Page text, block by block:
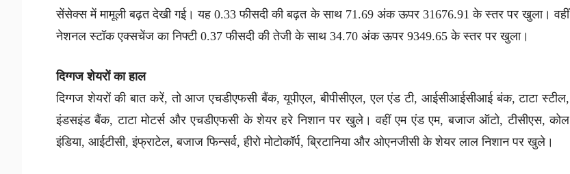
सेंसेक्स में मामूली बढ़त देखी गई। यह 0.33 फीसदी की बढ़त के साथ 71.69 अंक ऊपर 31676.91 के स्तर पर खुला। वहीं
नेशनल स्टॉक एक्सचेंज का निफ्टी 0.37 फीसदी की तेजी के साथ 34.70 अंक ऊपर 9349.65 के स्तर पर खुला।
दिग्गज शेयरों का हाल
दिग्गज शेयरों की बात करें, तो आज एचडीएफसी बैंक, यूपीएल, बीपीसीएल, एल एंड टी, आईसीआईसीआई बंक, टाटा स्टील,
इंडसइंड बैंक, टाटा मोटर्स और एचडीएफसी के शेयर हरे निशान पर खुले। वहीं एम एंड एम, बजाज ऑटो, टीसीएस, कोल
इंडिया, आईटीसी, इंफ्राटेल, बजाज फिन्सर्व, हीरो मोटोकॉर्प, ब्रिटानिया और ओएनजीसी के शेयर लाल निशान पर खुले।